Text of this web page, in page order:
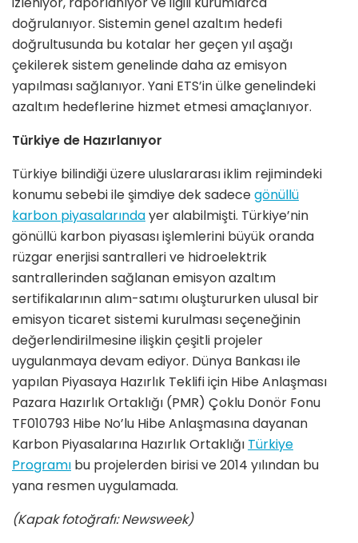
doğrulanıyor. Sistemin genel azaltım hedefi
doğrultusunda bu kotalar her geçen yıl aşağı
çekilerek sistem genelinde daha az emisyon
yapılması sağlanıyor. Yani ETS’in ülke genelindeki
azaltım hedeflerine hizmet etmesi amaçlanıyor.
Türkiye de Hazırlanıyor
Türkiye bilindiği üzere uluslararası iklim rejimindeki
konumu sebebi ile şimdiye dek sadecegönüllü
karbon piyasalarındayer alabilmişti. Türkiye’nin
gönüllü karbon piyasası işlemlerini büyük oranda
rüzgar enerjisi santralleri ve hidroelektrik
santrallerinden sağlanan emisyon azaltım
sertifikalarının alım-satımı oluştururken ulusal bir
emisyon ticaret sistemi kurulması seçeneğinin
değerlendirilmesine ilişkin çeşitli projeler
uygulanmaya devam ediyor. Dünya Bankası ile
yapılan Piyasaya Hazırlık Teklifi için Hibe Anlaşması
Pazara Hazırlık Ortaklığı (PMR) Çoklu Donör Fonu
TF010793 Hibe No’lu Hibe Anlaşmasına dayanan
Karbon Piyasalarına Hazırlık Ortaklığı Türkiye
Programı bu projelerden birisi ve 2014 yılından bu
yana resmen uygulamada.
(Kapak fotoğrafı: Newsweek)